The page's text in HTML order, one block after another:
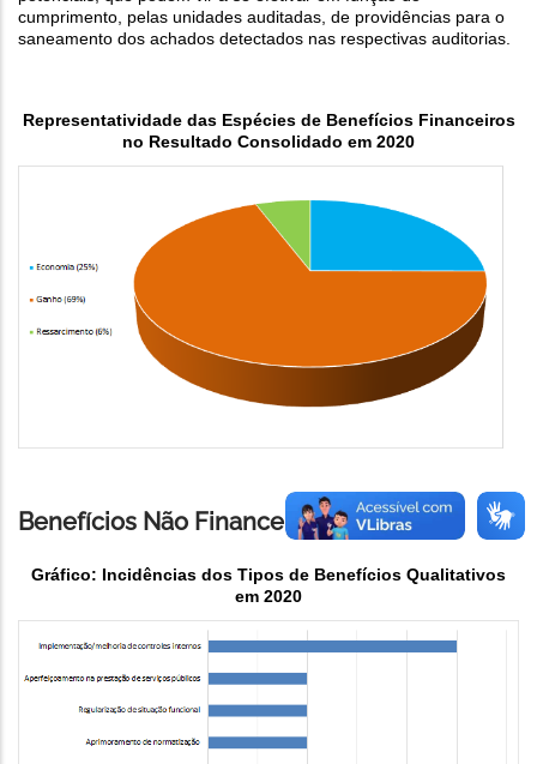
cumprimento, pelas unidades auditadas, de providências para o
saneamento dos achados detectados nas respectivas auditorias.
Representatividade das Espécies de Benefícios Financeiros
no Resultado Consolidado em 2020
Benefícios Não Financeiros
Gráfico: Incidências dos Tipos de Benefícios Qualitativos
em 2020